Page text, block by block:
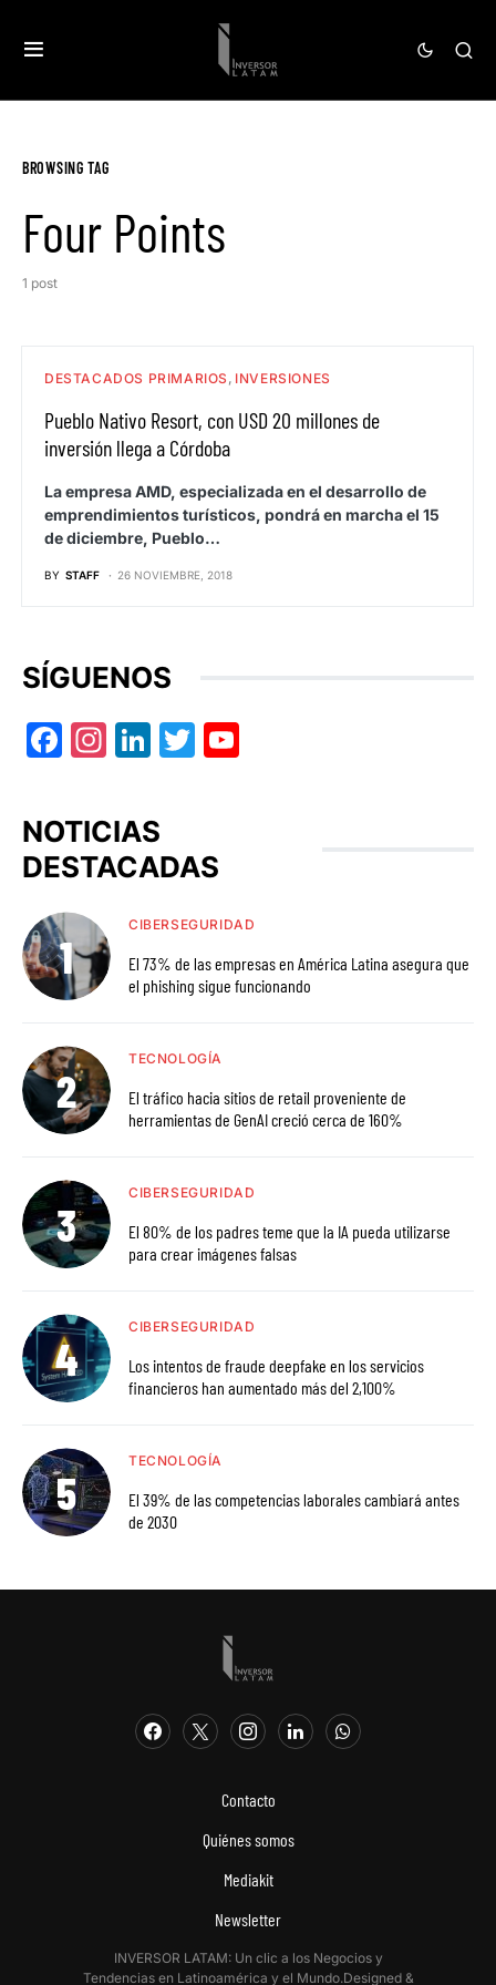
BROWSING TAG
Four Points
1 post
DESTACADOS PRIMARIOS INVERSIONES
Pueblo Nativo Resort, con USD 20 millones de
inversión llega a Córdoba
La empresa AMD, especializada en el desarrollo de
emprendimientos turísticos, pondrá en marcha el 15
de diciembre, Pueblo…
BY STAFF 26 NOVIEMBRE, 2018
SÍGUENOS
Facebook
Instagram
LinkedIn
Twitter
NOTICIAS
DESTACADAS
CIBERSEGURIDAD
El 73% de las empresas en América Latina asegura que
el phishing sigue funcionando
TECNOLOGÍA
El tráfico hacia sitios de retail proveniente de
herramientas de GenAI creció cerca de 160%
CIBERSEGURIDAD
El 80% de los padres teme que la IA pueda utilizarse
para crear imágenes falsas
CIBERSEGURIDAD
Los intentos de fraude deepfake en los servicios
financieros han aumentado más del 2,100%
TECNOLOGÍA
El 39% de las competencias laborales cambiará antes
de 2030
Contacto
Quiénes somos
Mediakit
Newsletter
INVERSOR LATAM: Un clic a los Negocios y
Tendencias en Latinoamérica y el Mundo.Designed &